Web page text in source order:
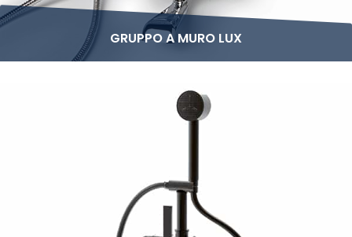
GRUPPO A MURO LUX